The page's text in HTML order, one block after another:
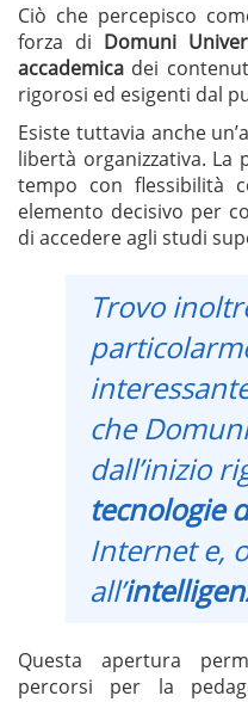
Ciò che percepisco
forza di Domuni
accademica dei
rigorosi ed esigenti dal
Esiste tuttavia anche
libertà organizzativa.
tempo con flessibilità
elemento decisivo per
di accedere agli studi
Trovo
che
dall’inizio
tecnologie
Internet e,
all’
Questa apertura
percorsi per la